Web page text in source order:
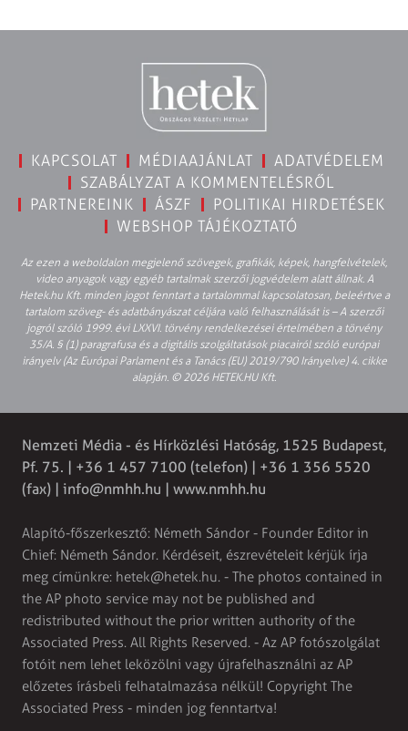
KAPCSOLAT MÉDIAAJÁNLAT
ADATVÉDELEM
SZABÁLYZAT A KOMMENTELÉSRŐL
PARTNEREINK
ÁSZF
POLITIKAI HIRDETÉSEK
WEBSHOP TÁJÉKOZTATÓ
Az ezen a weboldalon megjelenő szövegek, grafikák, képek, hangfelvételek,
video anyagok vagy egyéb tartalmak szerzői jogvédelem alatt állnak. A
Hetek.hu Kft. minden jogot fenntart a tartalommal kapcsolatosan, beleértve a
tartalom szöveg- és adatbányászat céljára való felhasználását is – A szerzői
jogról szóló 1999. évi LXXVI. törvény rendelkezései értelmében a törvény
35/A. § (1) paragrafusa és a digitális szolgáltatások piacairól szóló európai
irányelv (Az Európai Parlament és a Tanács (EU) 2019/790 Irányelve) 4. cikke
alapján. © 2026 HETEK.HU Kft.
Nemzeti Média - és Hírközlési Hatóság, 1525 Budapest,
Pf. 75. | +36 1 457 7100 (telefon) | +36 1 356 5520
(fax) | info@nmhh.hu | www.nmhh.hu
Alapító-főszerkesztő: Németh Sándor - Founder Editor in
Chief: Németh Sándor. Kérdéseit, észrevételeit kérjük írja
meg címünkre: hetek@hetek.hu. - The photos contained in
the AP photo service may not be published and
redistributed without the prior written authority of the
Associated Press. All Rights Reserved. - Az AP fotószolgálat
fotóit nem lehet leközölni vagy újrafelhasználni az AP
előzetes írásbeli felhatalmazása nélkül! Copyright The
Associated Press - minden jog fenntartva!